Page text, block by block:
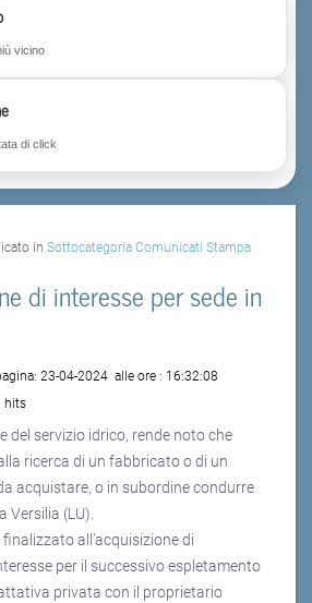
vicino
di click
in Sottocategoria Comunicati Stampa
di interesse per sede in
23-04-2024 alle ore : 16:32:08
hits
del servizio idrico, rende noto che
ricerca di un fabbricato o di un
acquistare, o in subordine condurre
Versilia (LU).
all’acquisizione di
per il successivo espletamento
privata con il proprietario